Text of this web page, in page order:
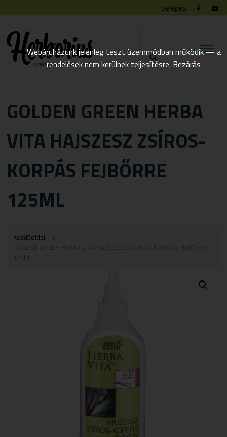
belépés
GOLDEN GREEN HERBA
VITA HAJSZESZ ZSÍROS-
KORPÁS FEJBŐRRE
125ML
Kezdőoldal
Webáruházunk jelenleg teszt üzemmódban működik — a
rendelések nem kerülnek teljesítésre. Bezárás